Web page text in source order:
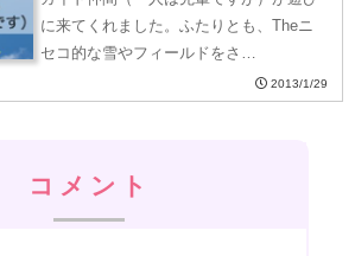
に来てくれました。ふたりとも、Theニ
セコ的な雪やフィールドをさ…
2013/1/29
コメント